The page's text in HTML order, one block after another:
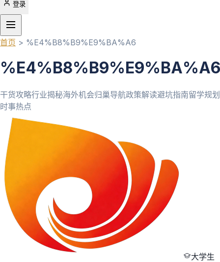
登录
首页 > %E4%B8%B9%E9%BA%A6
%E4%B8%B9%E9%BA%A6
干货攻略行业揭秘海外机会归巢导航政策解读避坑指南留学规划
时事热点
大学生